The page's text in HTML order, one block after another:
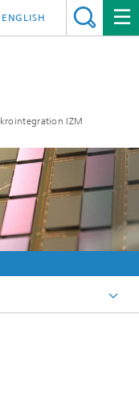
IZM
ENGLISH